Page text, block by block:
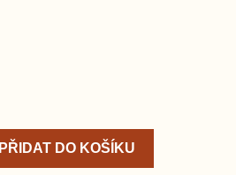
PŘIDAT DO KOŠÍKU